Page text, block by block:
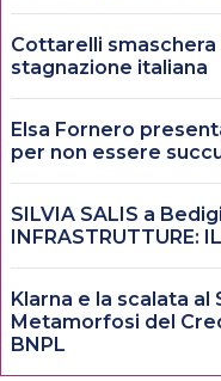
Cottarelli smaschera
stagnazione italiana
Elsa Fornero
per non essere
SILVIA SALIS a
INFRASTRUTTURE:
Klarna e la scalata al
Metamorfosi del
BNPL